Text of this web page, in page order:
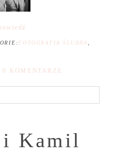
FOTOGRAFIA ŚLUBNA
0 KOMENTARZE
i Kamil